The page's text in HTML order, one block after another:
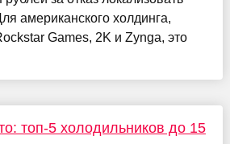
американского холдинга,
Games, 2K и Zynga, это
топ-5 холодильников до 15